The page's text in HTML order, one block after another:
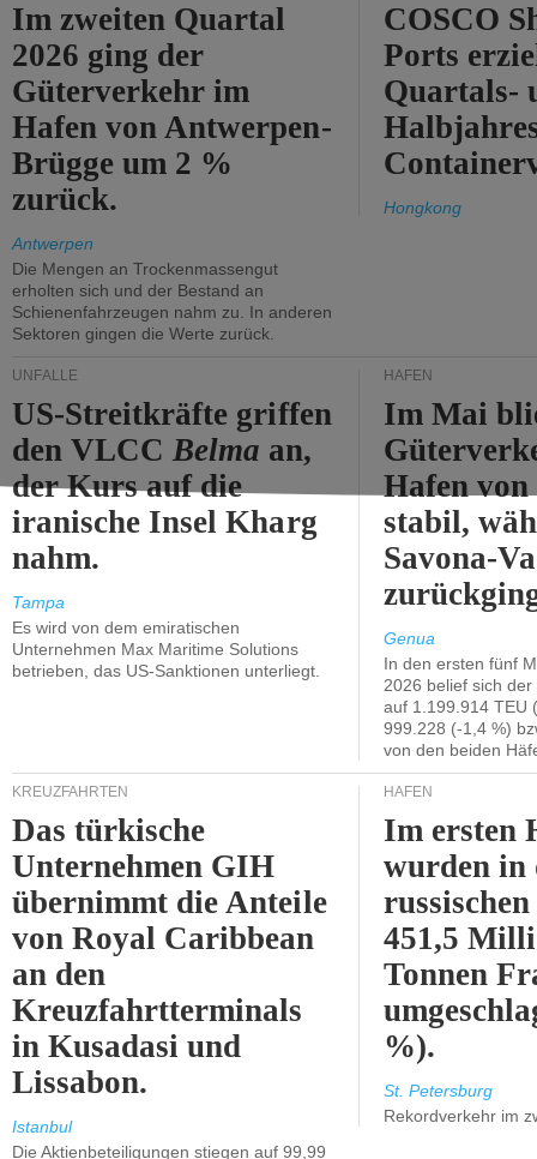
Im zweiten Quartal
2026 ging der
Güterverkehr im
Hafen von Antwerpen-
Brügge um 2 %
zurück.
Antwerpen
Die Mengen an Trockenmassengut
erholten sich und der Bestand an
Schienenfahrzeugen nahm zu. In anderen
Sektoren gingen die Werte zurück.
COSCO
Ports
Quartals-
Hongkong
UNFÄLLE
US-Streitkräfte griffen
den VLCCBelma an,
der Kurs auf die
iranische Insel Kharg
nahm.
Tampa
Es wird von dem emiratischen
Unternehmen Max Maritime Solutions
betrieben, das US-Sanktionen unterliegt.
HÄFEN
Im Mai
Hafen von
stabil,
Savona-
Genua
In den ersten fünf
2026 belief sich
auf 1.199.914 TEU
999.228 (-1,4 %)
von den beiden
KREUZFAHRTEN
Das türkische
Unternehmen GIH
übernimmt die Anteile
von Royal Caribbean
an den
Kreuzfahrtterminals
in Kusadasi und
Lissabon.
Istanbul
Die Aktienbeteiligungen stiegen auf 99,99
HÄFEN
Im ersten
wurden in
451,5
Tonnen
%).
St. Petersburg
Rekordverkehr im